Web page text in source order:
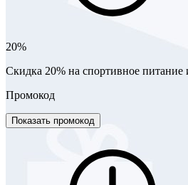
20%
Скидка 20% на спортивное питание
Промокод
Показать промокод